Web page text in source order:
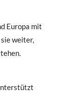
Europa mit
weiter,